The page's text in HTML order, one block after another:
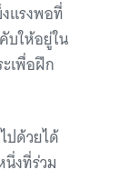
แรงพอที่
บให้อยู่ใน
เพื่อฝึก
ปด้วยได้
งที่ร่วม